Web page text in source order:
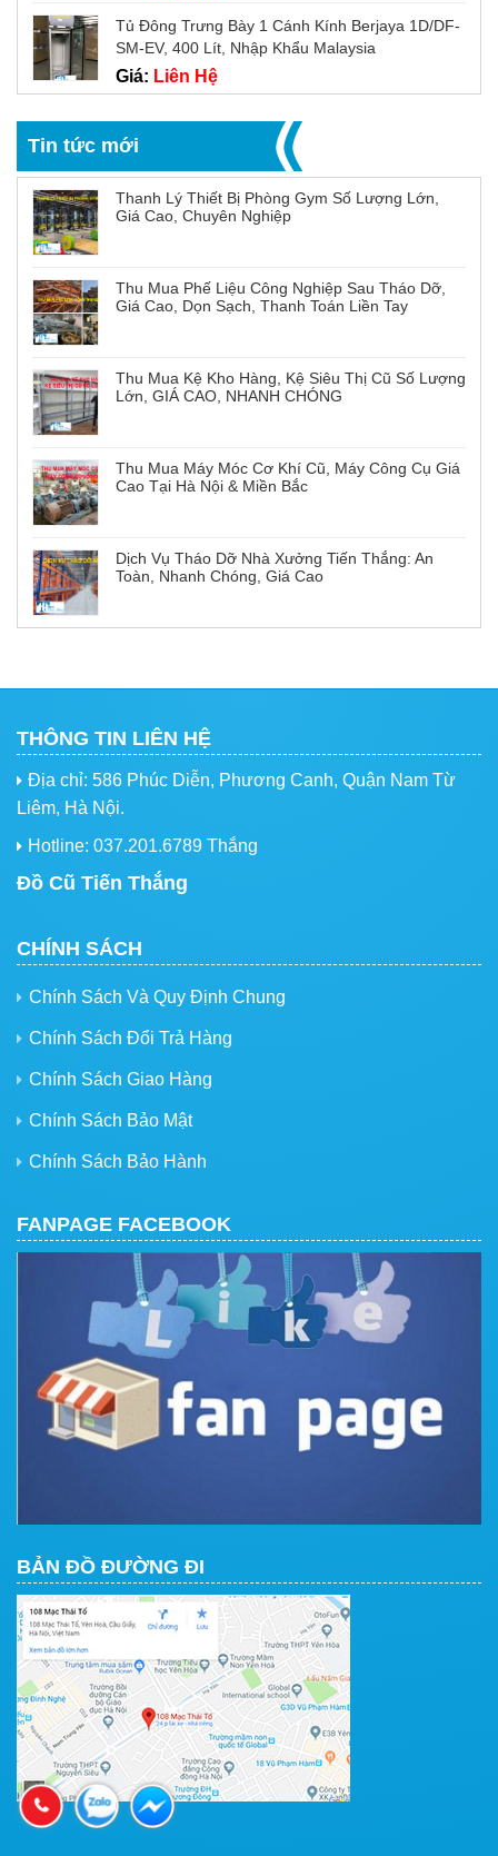
Tủ Đông Trưng Bày 1 Cánh Kính Berjaya 1D/DF-
SM-EV, 400 Lít, Nhập Khẩu Malaysia
Giá: Liên Hệ
Tin tức mới
Thanh Lý Thiết Bị Phòng Gym Số Lượng Lớn,
Giá Cao, Chuyên Nghiệp
Thu Mua Phế Liệu Công Nghiệp Sau Tháo Dỡ,
Giá Cao, Dọn Sạch, Thanh Toán Liền Tay
Thu Mua Kệ Kho Hàng, Kệ Siêu Thị Cũ Số Lượng
Lớn, GIÁ CAO, NHANH CHÓNG
Thu Mua Máy Móc Cơ Khí Cũ, Máy Công Cụ Giá
Cao Tại Hà Nội & Miền Bắc
Dịch Vụ Tháo Dỡ Nhà Xưởng Tiến Thắng: An
Toàn, Nhanh Chóng, Giá Cao
THÔNG TIN LIÊN HỆ
Địa chỉ: 586 Phúc Diễn, Phương Canh, Quận Nam Từ
Liêm, Hà Nội.
Hotline: 037.201.6789 Thắng
Đồ Cũ Tiến Thắng
CHÍNH SÁCH
Chính Sách Và Quy Định Chung
Chính Sách Đổi Trả Hàng
Chính Sách Giao Hàng
Chính Sách Bảo Mật
Chính Sách Bảo Hành
FANPAGE FACEBOOK
BẢN ĐỒ ĐƯỜNG ĐI